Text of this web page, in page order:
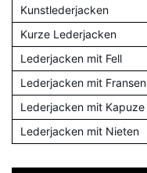
Kunstlederjacken
Kurze Lederjacken
Lederjacken mit Fell
Lederjacken mit Fransen
Lederjacken mit Kapuze
Lederjacken mit Nieten